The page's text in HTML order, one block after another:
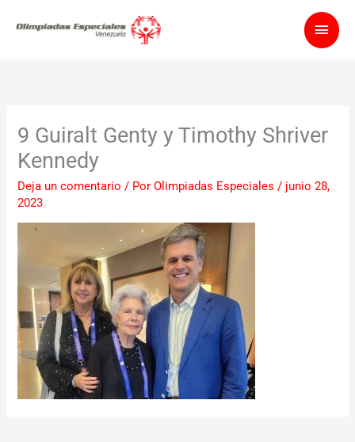
9 Guiralt Genty y Timothy Shriver
Kennedy
Deja un comentario / PorOlimpiadas Especiales/ junio 28,
2023